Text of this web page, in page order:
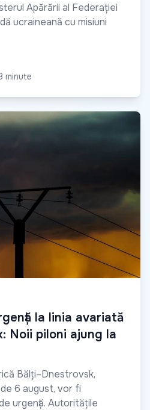
Apărării al Federației
ucraineană cu misiuni
minute
la linia avariată
Noii piloni ajung la
Bălți–Dnestrovsk,
6 august, vor fi
urgență. Autoritățile